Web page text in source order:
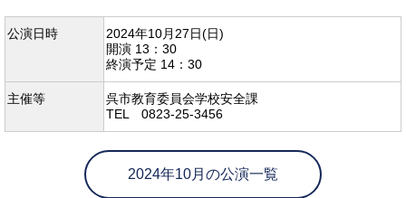
公演日時
2024年10月27日(日)
開演 13：30
終演予定 14：30
主催等
呉市教育委員会学校安全課
TEL 0823-25-3456
2024年10月の公演一覧